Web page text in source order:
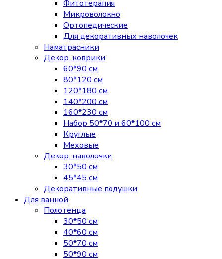
Фитотерапия
Микроволокно
Ортопедические
Для декоративных наволочек
Наматрасники
Декор. коврики
60*90 см
80*120 см
120*180 см
140*200 см
160*230 см
Набор 50*70 и 60*100 см
Круглые
Меховые
Декор. наволочки
30*50 см
45*45 см
Декоративные подушки
Для ванной
Полотенца
30*50 см
40*60 см
50*70 см
50*90 см